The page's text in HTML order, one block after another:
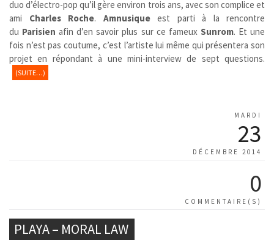
duo d’électro-pop qu’il gère environ trois ans, avec son complice et
ami Charles Roche. Amnusiqueest parti à la rencontre
du Parisien afin d’en savoir plus sur ce fameux Sunrom. Et une
fois n’est pas coutume, c’est l’artiste lui même qui présentera son
projet en répondant à une mini-interview de sept questions.
(SUITE…)
MARDI
23
DÉCEMBRE 2014
0
COMMENTAIRE(S)
PLAYA – MORAL LAW